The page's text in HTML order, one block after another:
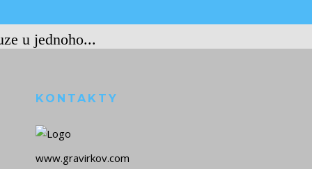
u jednoho...
KONTAKTY
www.gravirkov.com